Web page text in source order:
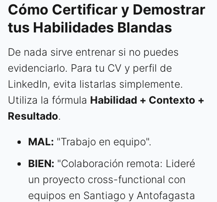
Cómo Certificar y Demostrar
tus Habilidades Blandas
De nada sirve entrenar si no puedes
evidenciarlo. Para tu CV y perfil de
LinkedIn, evita listarlas simplemente.
Utiliza la fórmula Habilidad + Contexto +
Resultado.
MAL: "Trabajo en equipo".
BIEN: "Colaboración remota: Lideré
un proyecto cross-functional con
equipos en Santiago y Antofagasta